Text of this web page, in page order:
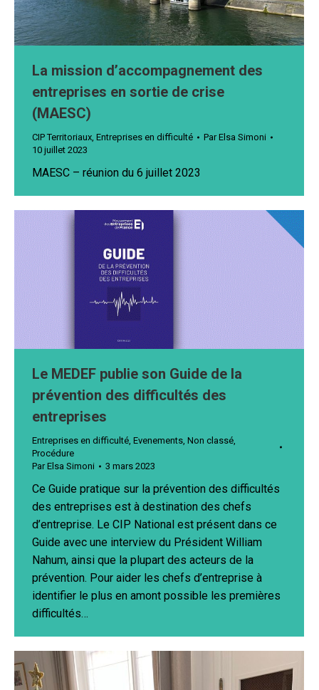
La mission d’accompagnement des
entreprises en sortie de crise
(MAESC)
CIP Territoriaux, Entreprises en difficulté ParElsa Simoni
10 juillet 2023
MAESC – réunion du 6 juillet 2023
Le MEDEF publie son Guide de la
prévention des difficultés des
entreprises
Entreprises en difficulté, Evenements, Non classé,
Procédure
ParElsa Simoni 3 mars 2023
Ce Guide pratique sur la prévention des difficultés
des entreprises est à destination des chefs
d’entreprise. Le CIP National est présent dans ce
Guide avec une interview du Président William
Nahum, ainsi que la plupart des acteurs de la
prévention. Pour aider les chefs d’entreprise à
identifier le plus en amont possible les premières
difficultés…